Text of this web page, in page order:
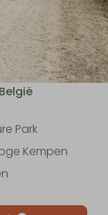
Park
Kempen